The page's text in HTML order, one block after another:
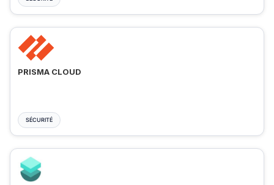
PRISMA CLOUD
SÉCURITÉ